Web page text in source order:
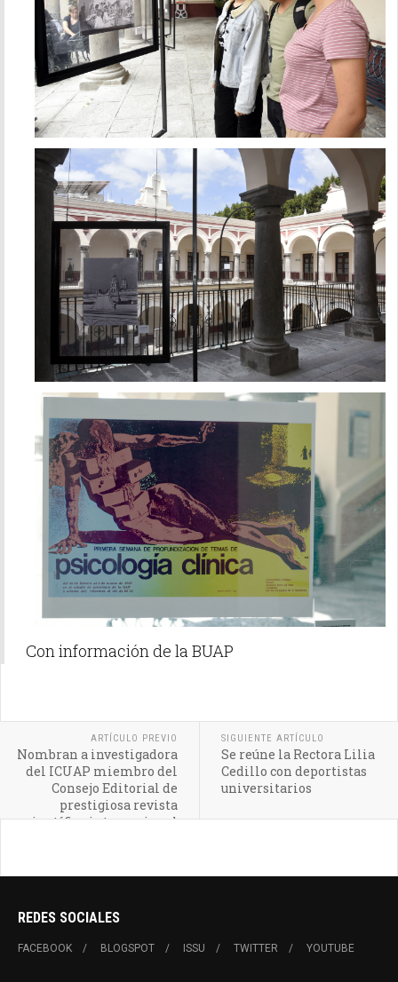
Con información de la BUAP
ARTÍCULO PREVIO
Nombran a investigadora
del ICUAP miembro del
Consejo Editorial de
prestigiosa revista
científica internacional
SIGUIENTE ARTÍCULO
Se reúne la Rectora Lilia
Cedillo con deportistas
universitarios
REDES SOCIALES
FACEBOOK BLOGSPOT ISSU TWITTER YOUTUBE